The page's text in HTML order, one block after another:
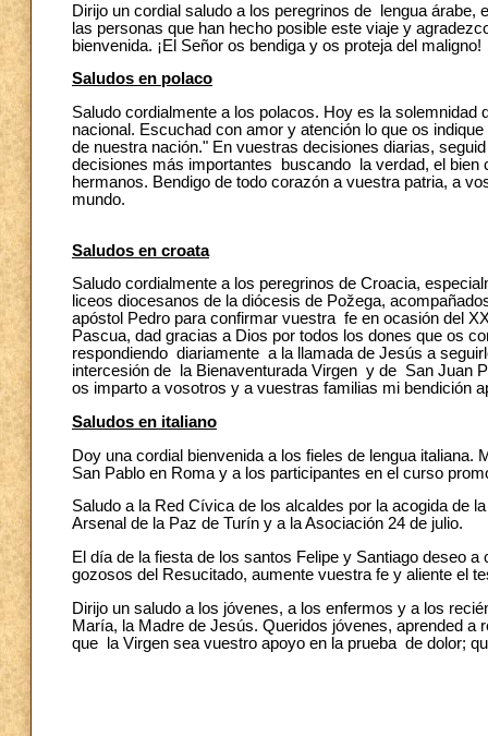
Dirijo un cordial saludo a los peregrinos de lengua
las personas que han hecho posible este viaje y
bienvenida. ¡El Señor os bendiga y os proteja del maligno!
Saludos en polaco
Saludo cordialmente a los polacos. Hoy es la
nacional. Escuchad con amor y atención lo que os
de nuestra nación." En vuestras decisiones diarias,
decisiones más importantes buscando la verdad, el bien
hermanos. Bendigo de todo corazón a vuestra patria, a
mundo.
Saludos en croata
Saludo cordialmente a los peregrinos de Croacia,
liceos diocesanos de la diócesis de Požega,
apóstol Pedro para confirmar vuestra fe en ocasión del
Pascua, dad gracias a Dios por todos los dones que os
respondiendo diariamente a la llamada de Jesús a
intercesión de la Bienaventurada Virgen y de San Juan
os imparto a vosotros y a vuestras familias mi bendición
Saludos en italiano
Doy una cordial bienvenida a los fieles de lengua
San Pablo en Roma y a los participantes en el curso
Saludo a la Red Cívica de los alcaldes por la acogida de
Arsenal de la Paz de Turín y a la Asociación 24 de julio.
El día de la fiesta de los santos Felipe y Santiago deseo
gozosos del Resucitado, aumente vuestra fe y aliente el
Dirijo un saludo a los jóvenes, a los enfermos y a los
María, la Madre de Jesús. Queridos jóvenes, aprended
que la Virgen sea vuestro apoyo en la prueba de dolor;